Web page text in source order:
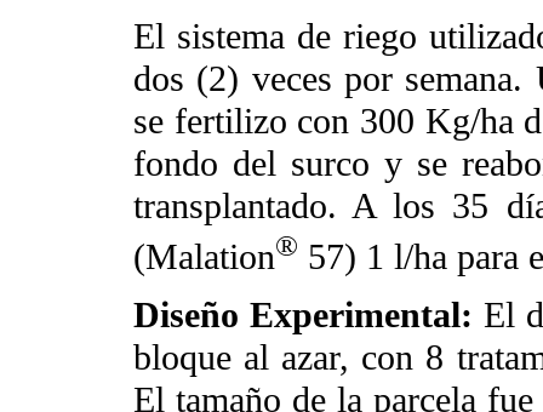
El sistema de riego
dos (2) veces por semana.
se fertilizo con 300 Kg/ha
fondo del surco y se
transplantado. A los 35
(Malation® 57) 1 l/ha para
Diseño Experimental: El
bloque al azar, con 8
El tamaño de la parcela